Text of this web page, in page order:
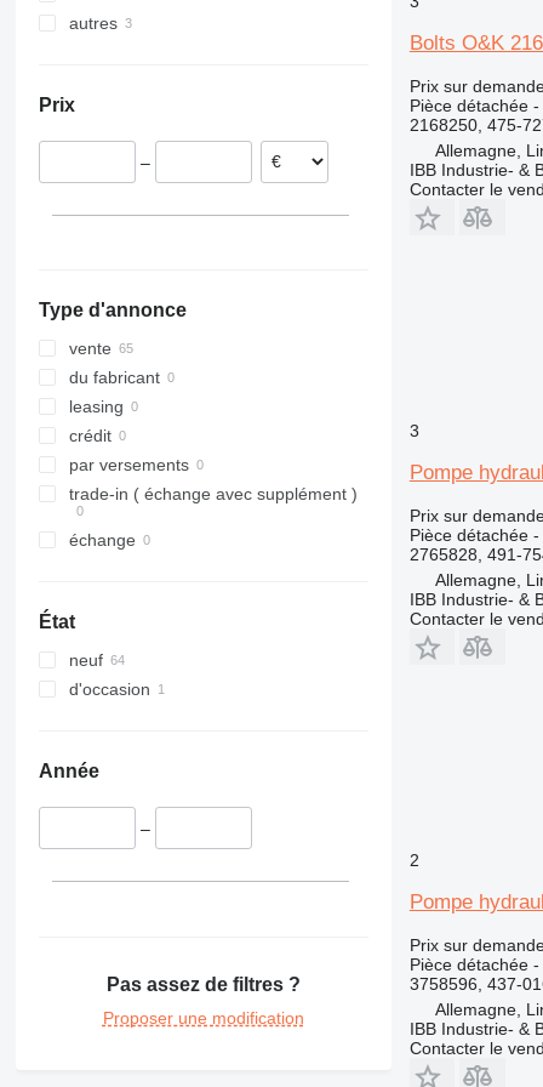
315F
318
320BL
320C
320D
322
325DL
330C
330F
336
340
345
345B
345C
345D
349
350
365
365B
374
390F
730
769D
771D
772
773
777C
816
907
938M
950H
950K
962G
966
966D
972
PR
SD Bielefeld
Dortmund
Pologne
Croatie
Portugal
Chine
autres
Prix
–
Type d'annonce
vente
du fabricant
leasing
crédit
par versements
trade-in ( échange avec supplément )
échange
État
neuf
d'occasion
Année
–
Pas assez de filtres ?
Proposer une modification
Bolts O&K
Prix sur
Pièce détachée
2168250, 475-
Allemagne,
IBB Industrie- &
Contacter le
3
Pompe
Prix sur
Pièce détachée
2765828, 491-
Allemagne,
IBB Industrie- &
Contacter le
2
Pompe
Prix sur
Pièce détachée
3758596, 437-
Allemagne,
IBB Industrie- &
Contacter le